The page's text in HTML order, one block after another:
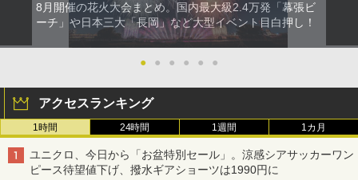
8月開催の花火大会まとめ。国内最大級2.4万発「幕張ビ
ーチ」や日本三大「長岡」など大型イベント目白押し！
● ● ● ● ● ●
アクセスランキング
1時間 24時間 1週間 1カ月
ユニクロ、今日から「お盆特別セール」。涼感シアサッカーワン
ピース待望値下げ、撥水ギアショーツは1990円に